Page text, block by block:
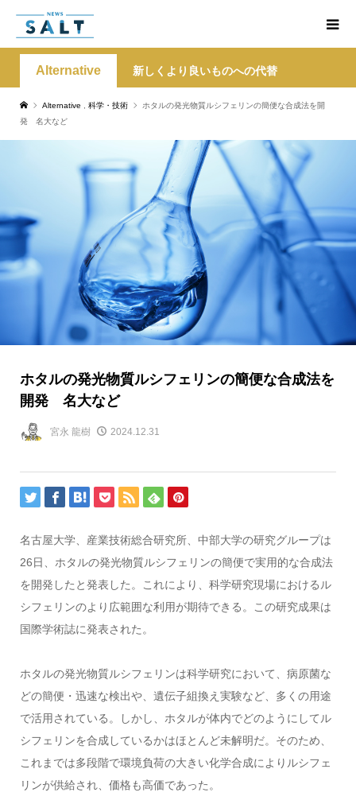
Alternative 新しくより良いものへの代替
Alternative 科学・技術
ホタルの発光物質ルシフェリンの簡便な合成法を開
発 名大など
ホタルの発光物質ルシフェリンの簡便な合成法を
開発 名大など
宮永 龍樹 2024.12.31
名古屋大学、産業技術総合研究所、中部大学の研究グループは
26日、ホタルの発光物質ルシフェリンの簡便で実用的な合成法
を開発したと発表した。これにより、科学研究現場におけるル
シフェリンのより広範囲な利用が期待できる。この研究成果は
国際学術誌に発表された。
ホタルの発光物質ルシフェリンは科学研究において、病原菌な
どの簡便・迅速な検出や、遺伝子組換え実験など、多くの用途
で活用されている。しかし、ホタルが体内でどのようにしてル
シフェリンを合成しているかはほとんど未解明だ。そのため、
これまでは多段階で環境負荷の大きい化学合成によりルシフェ
リンが供給され、価格も高価であった。